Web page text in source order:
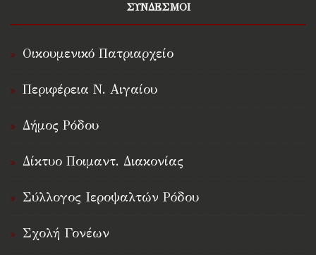
ΣΥΝΔΕΣΜΟΙ
Οικουμενικό Πατριαρχείο
Περιφέρεια Ν. Αιγαίου
Δήμος Ρόδου
Δίκτυο Ποιμαντ. Διακονίας
Σύλλογος Ιεροψαλτών Ρόδου
Σχολή Γονέων